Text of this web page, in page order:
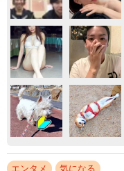
エンタメ 気になる